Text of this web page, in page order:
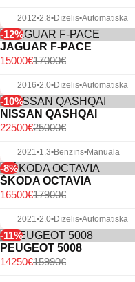
2012•2.8•Dīzelis•Automātiskā
-12%
JAGUAR F-PACE
17000€
15000€
2016•2.0•Dīzelis•Automātiskā
-10%
NISSAN QASHQAI
25000€
22500€
2021•1.3•Benzīns•Manuālā
-8%
ŠKODA OCTAVIA
17900€
16500€
2021•2.0•Dīzelis•Automātiskā
-11%
PEUGEOT 5008
15990€
14250€